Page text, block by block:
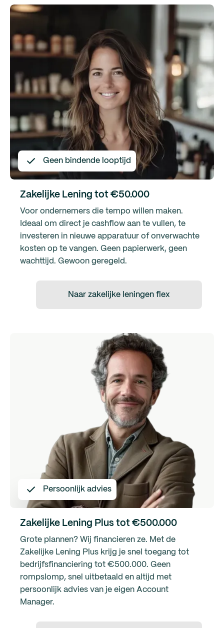
Geen bindende looptijd
Zakelijke Lening tot €50.000
Voor ondernemers die tempo willen maken.
Ideaal om direct je cashflow aan te vullen, te
investeren in nieuwe apparatuur of onverwachte
kosten op te vangen. Geen papierwerk, geen
wachttijd. Gewoon geregeld.
Naar zakelijke leningen flex
Persoonlijk advies
Zakelijke Lening Plus tot €500.000
Grote plannen? Wij financieren ze. Met de
Zakelijke Lening Plus krijg je snel toegang tot
bedrijfsfinanciering tot €500.000. Geen
rompslomp, snel uitbetaald en altijd met
persoonlijk advies van je eigen Account
Manager.